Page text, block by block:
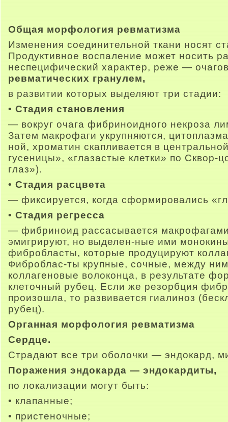
Общая морфология ревматизма
Изменения соединительной ткани носят
Продуктивное воспаление может носить
неспецифический характер, реже —
ревматических гранулем,
в развитии которых выделяют три стадии:
• Стадия становления
— вокруг очага фибриноидного некроза
Затем макрофаги укрупняются,
ной, хроматин скапливается в
гусеницы», «глазастые клетки» по Сквор-
глаз»).
• Стадия расцвета
— фиксируется, когда сформировались
• Стадия регресса
— фибриноид рассасывается
эмигрируют, но выделен-ные ими
фибробласты, которые продуцируют
Фиброблас-ты крупные, сочные, между
коллагеновые волоконца, в результате
клеточный рубец. Если же резорбция
произошла, то развивается гиалиноз
рубец).
Органная морфология ревматизма
Сердце.
Страдают все три оболочки — эндокард,
Поражения эндокарда — эндокардиты,
по локализации могут быть:
• клапанные;
• пристеночные;